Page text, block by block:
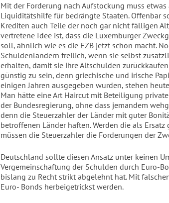
Mit der Forderung nach Aufstockung muss
Liquiditätshilfe für bedrängte Staaten. Offenbar
Krediten auch Teile der noch gar nicht fälligen
vertretene Idee ist, dass die Luxemburger
soll, ähnlich wie es die EZB jetzt schon macht.
Schuldenländern freilich, wenn sie selbst
erhalten, damit sie ihre Altschulden
günstig zu sein, denn griechische und irische
einigen Jahren ausgegeben wurden, stehen
Man hätte eine Art Haircut mit Beteiligung
der Bundesregierung, ohne dass jemandem
denn die Steuerzahler der Länder mit guter
betroffenen Länder haften. Werden die als
müssen die Steuerzahler die Forderungen der
Deutschland sollte diesen Ansatz unter keinen
Vergemeinschaftung der Schulden durch Euro-
bislang zu Recht strikt abgelehnt hat. Mit
Euro- Bonds herbeigetrickst werden.